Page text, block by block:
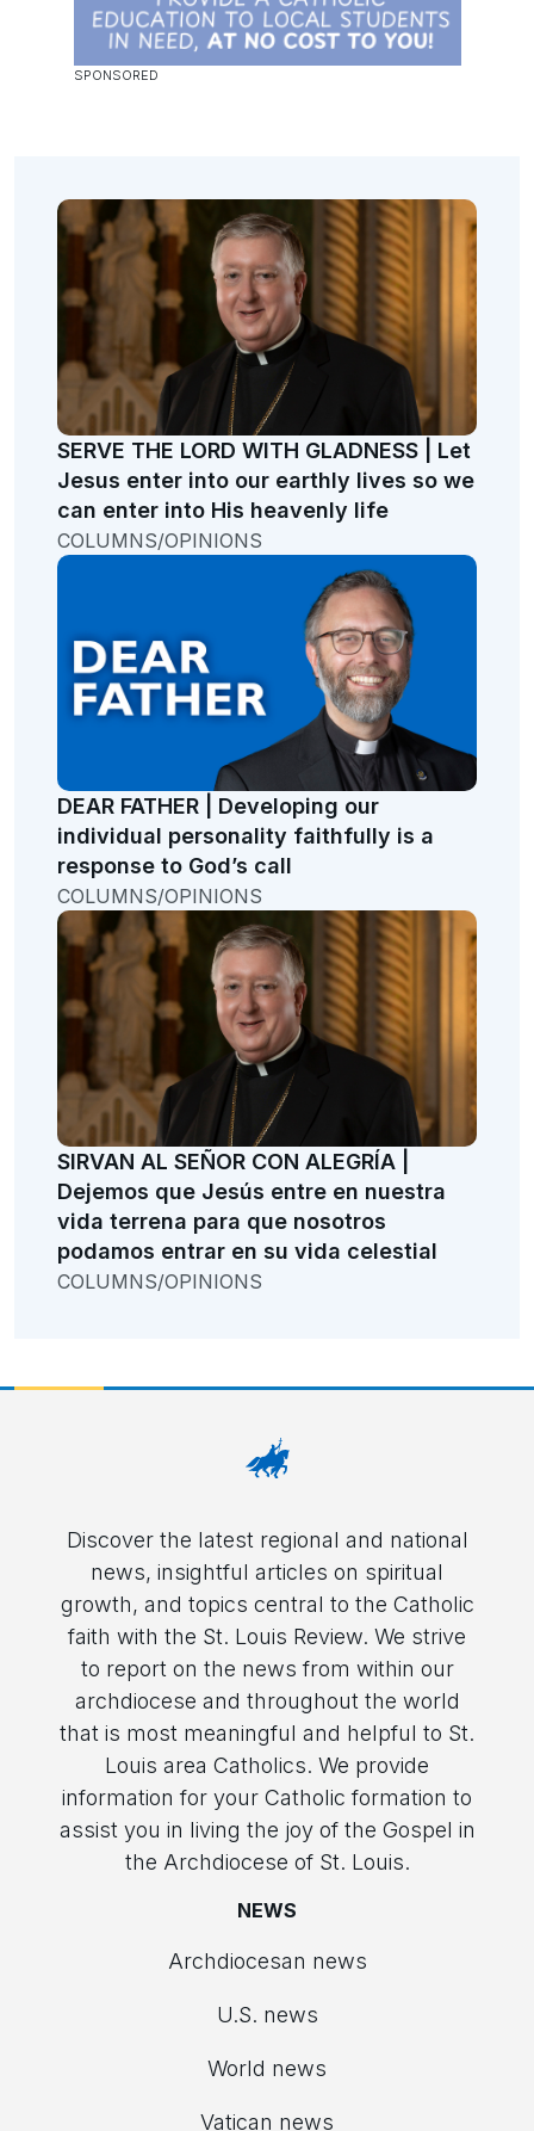
SERVE THE LORD WITH GLADNESS | Let
Jesus enter into our earthly lives so we
can enter into His heavenly life
COLUMNS/OPINIONS
DEAR FATHER | Developing our
individual personality faithfully is a
response to God’s call
COLUMNS/OPINIONS
SIRVAN AL SEÑOR CON ALEGRÍA |
Dejemos que Jesús entre en nuestra
vida terrena para que nosotros
podamos entrar en su vida celestial
COLUMNS/OPINIONS
Discover the latest regional and national
news, insightful articles on spiritual
growth, and topics central to the Catholic
faith with the St. Louis Review. We strive
to report on the news from within our
archdiocese and throughout the world
that is most meaningful and helpful to St.
Louis area Catholics. We provide
information for your Catholic formation to
assist you in living the joy of the Gospel in
the Archdiocese of St. Louis.
NEWS
Archdiocesan news
U.S. news
World news
Vatican news